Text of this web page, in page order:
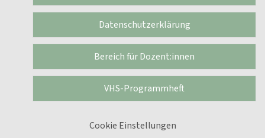
Datenschutzerklärung
Bereich für Dozent:innen
VHS-Programmheft
Cookie Einstellungen